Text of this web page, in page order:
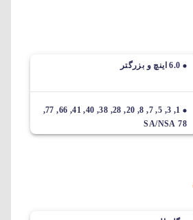
6.0 اینچ و بزرگتر
1, 3, 5, 7, 8, 20, 28, 38, 40, 41, 66, 77,
78 SA/NSA